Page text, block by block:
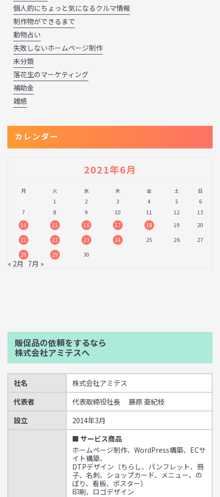
個人的にちょっと気になるクルマ情報
制作物ができるまで
動物占い
失敗しないホームページ制作
未分類
落花生のマーケティング
補助金
雑感
カレンダー
2021年6月
月 火 水 木 金 土
日
1
2 3 4 5
6
7
8 9 10 11 12
13
14
15 16 17 18 19
20
21
22 23 24 25 26
27
28
29 30
« 2月 7月 »
販促品の依頼をするなら
株式会社アミテスへ
社名
株式会社アミテス
代表者
代表取締役社長 藤原 亜紀枝
設立
2014年3月
■ サービス商品
ホームページ制作、WordPress構築、ECサ
イト構築、
DTPデザイン（ちらし、パンフレット、冊
子、名刺、ショップカード、メニュー、の
ぼり、看板、ポスター）
印刷、ロゴデザイン